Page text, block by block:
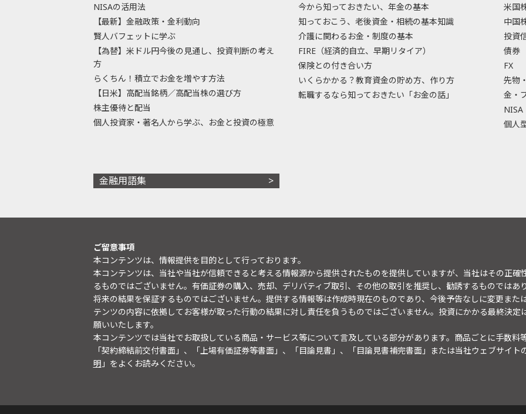
NISAの活用法
【最新】金融政策・金利動向
賢人バフェットに学ぶ
【為替】米ドル円今後の見通し、投資判断の考え
方
らくちん！積立でお金を増やす方法
【日米】高配当銘柄／高配当株の選び方
株主優待と配当
個人投資家・著名人から学ぶ、お金と投資の極意
今から知っておきたい、年金の基本
知っておこう、老後資金・相続の基本知識
介護に関わるお金・制度の基本
FIRE（経済的自立、早期リタイア）
保険との付き合い方
いくらかかる？教育資金の貯め方、作り方
転職するなら知っておきたい「お金の話」
米国
中国
投資
債券
FX
先物
金・
NISA
個人
金融用語集
ご留意事項
本コンテンツは、情報提供を目的として行っております。
本コンテンツは、当社や当社が信頼できると考える情報源から提供されたものを提供していますが、当社はその正
るものではございません。有価証券の購入、売却、デリバティブ取引、その他の取引を推奨し、勧誘するものではあ
将来の結果を保証するものではございません。提供する情報等は作成時現在のものであり、今後予告なしに変更また
テンツの内容に依拠してお客様が取った行動の結果に対し責任を負うものではございません。投資にかかる最終決
願いいたします。
本コンテンツでは当社でお取扱している商品・サービス等について言及している部分があります。商品ごとに手数料
「契約締結前交付書面」、「上場有価証券等書面」、「目論見書」、「目論見書補完書面」または当社ウェブサイト
明 」をよくお読みください。